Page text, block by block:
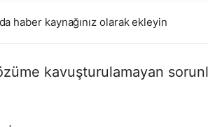
haber kaynağınız olarak ekleyin
kavuşturulamayan